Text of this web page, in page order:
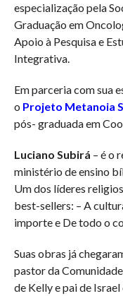
especialização pela
Graduação em
Apoio à Pesquisa e
Integrativa.
Em parceria com sua
o Projeto Metanoia
pós- graduada em
Luciano Subirá – é o
ministério de ensino
Um dos líderes
best-sellers: – A
importe e De todo o
Suas obras já
pastor da
de Kelly e pai de Israel